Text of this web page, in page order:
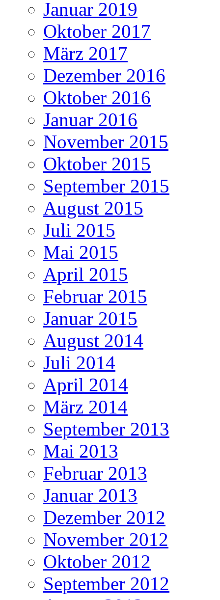
Januar 2019
Oktober 2017
März 2017
Dezember 2016
Oktober 2016
Januar 2016
November 2015
Oktober 2015
September 2015
August 2015
Juli 2015
Mai 2015
April 2015
Februar 2015
Januar 2015
August 2014
Juli 2014
April 2014
März 2014
September 2013
Mai 2013
Februar 2013
Januar 2013
Dezember 2012
November 2012
Oktober 2012
September 2012